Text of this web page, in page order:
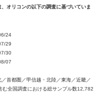
オリコンの以下の調査に基づいていま
24
29
30
07
首都圏／甲信越・北陸／東海／近畿／
む全国調査における総サンプル数12,782